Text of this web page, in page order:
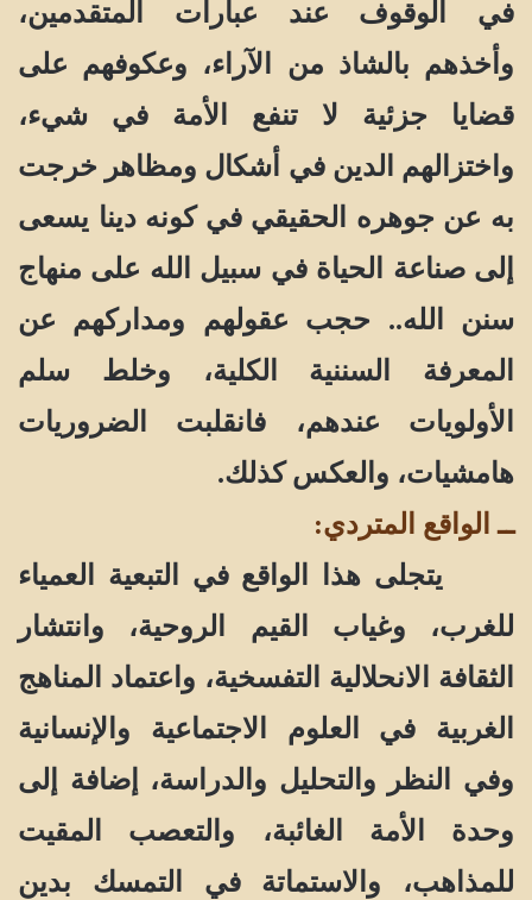
في الوقوف عند عبارات المتقدمين،
وأخذهم بالشاذ من الآراء، وعكوفهم على
قضايا جزئية لا تنفع الأمة في شيء،
واختزالهم الدين في أشكال ومظاهر خرجت
به عن جوهره الحقيقي في كونه دينا يسعى
إلى صناعة الحياة في سبيل الله على منهاج
سنن الله.. حجب عقولهم ومداركهم عن
المعرفة السننية الكلية، وخلط سلم
الأولويات عندهم، فانقلبت الضروريات
هامشيات، والعكس كذلك.
ــ الواقع المتردي:
يتجلى هذا الواقع في التبعية العمياء
للغرب، وغياب القيم الروحية، وانتشار
الثقافة الانحلالية التفسخية، واعتماد المناهج
الغربية في العلوم الاجتماعية والإنسانية
وفي النظر والتحليل والدراسة، إضافة إلى
وحدة الأمة الغائبة، والتعصب المقيت
للمذاهب، والاستماتة في التمسك بدين